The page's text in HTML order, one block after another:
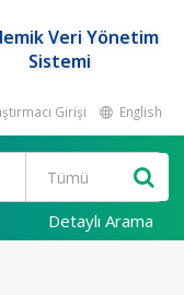
Veri Yönetim
Sistemi
Girişi English
Detaylı Arama